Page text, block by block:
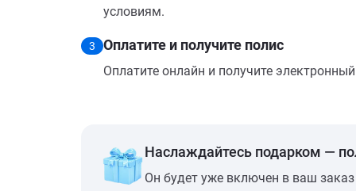
условиям.
3 Оплатите и получите полис
Оплатите онлайн и получите
Наслаждайтесь подарком —
Он будет уже включен в ваш